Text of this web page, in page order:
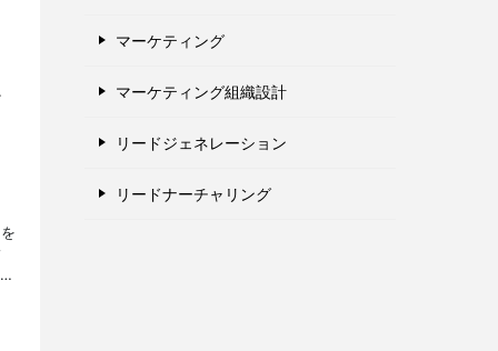
マーケティング
マーケティング組織設計
リードジェネレーション
リードナーチャリング